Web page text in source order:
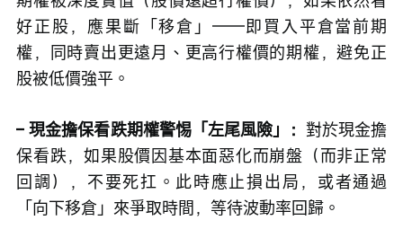
好正股，應果斷「移倉」——即買入平倉當前期
權，同時賣出更遠月、更高行權價的期權，避免正
股被低價強平。
– 現金擔保看跌期權警惕「左尾風險」： 對於現金擔
保看跌，如果股價因基本面惡化而崩盤（而非正常
回調），不要死扛。此時應止損出局，或者通過
「向下移倉」來爭取時間，等待波動率回歸。